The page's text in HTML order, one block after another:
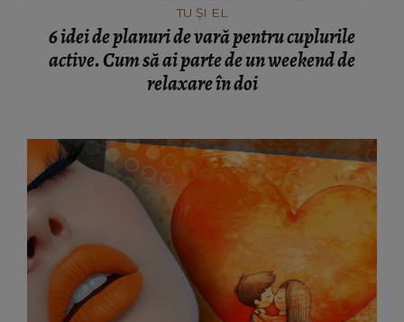
TU ȘI EL
6 idei de planuri de vară pentru cuplurile
active. Cum să ai parte de un weekend de
relaxare în doi